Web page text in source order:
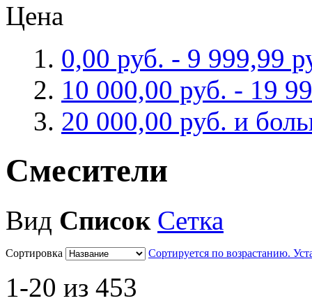
Цена
0,00 руб. - 9 999,99
10 000,00 руб. - 19
20 000,00 руб. и
Смесители
Вид Список Сетка
Сортировка Сортируется по возрастанию.
1-20 из 453